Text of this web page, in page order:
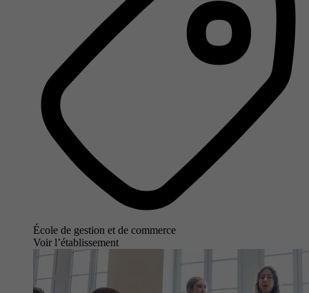
École de gestion et de commerce
Voir l’établissement